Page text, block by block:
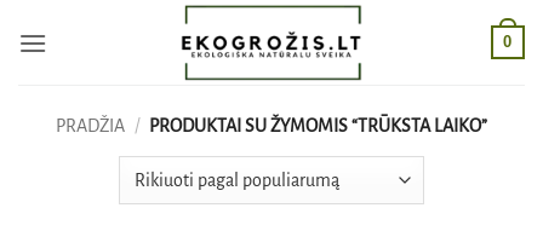
0
PRADŽIA / PRODUKTAI SU ŽYMOMIS “TRŪKSTA LAIKO”